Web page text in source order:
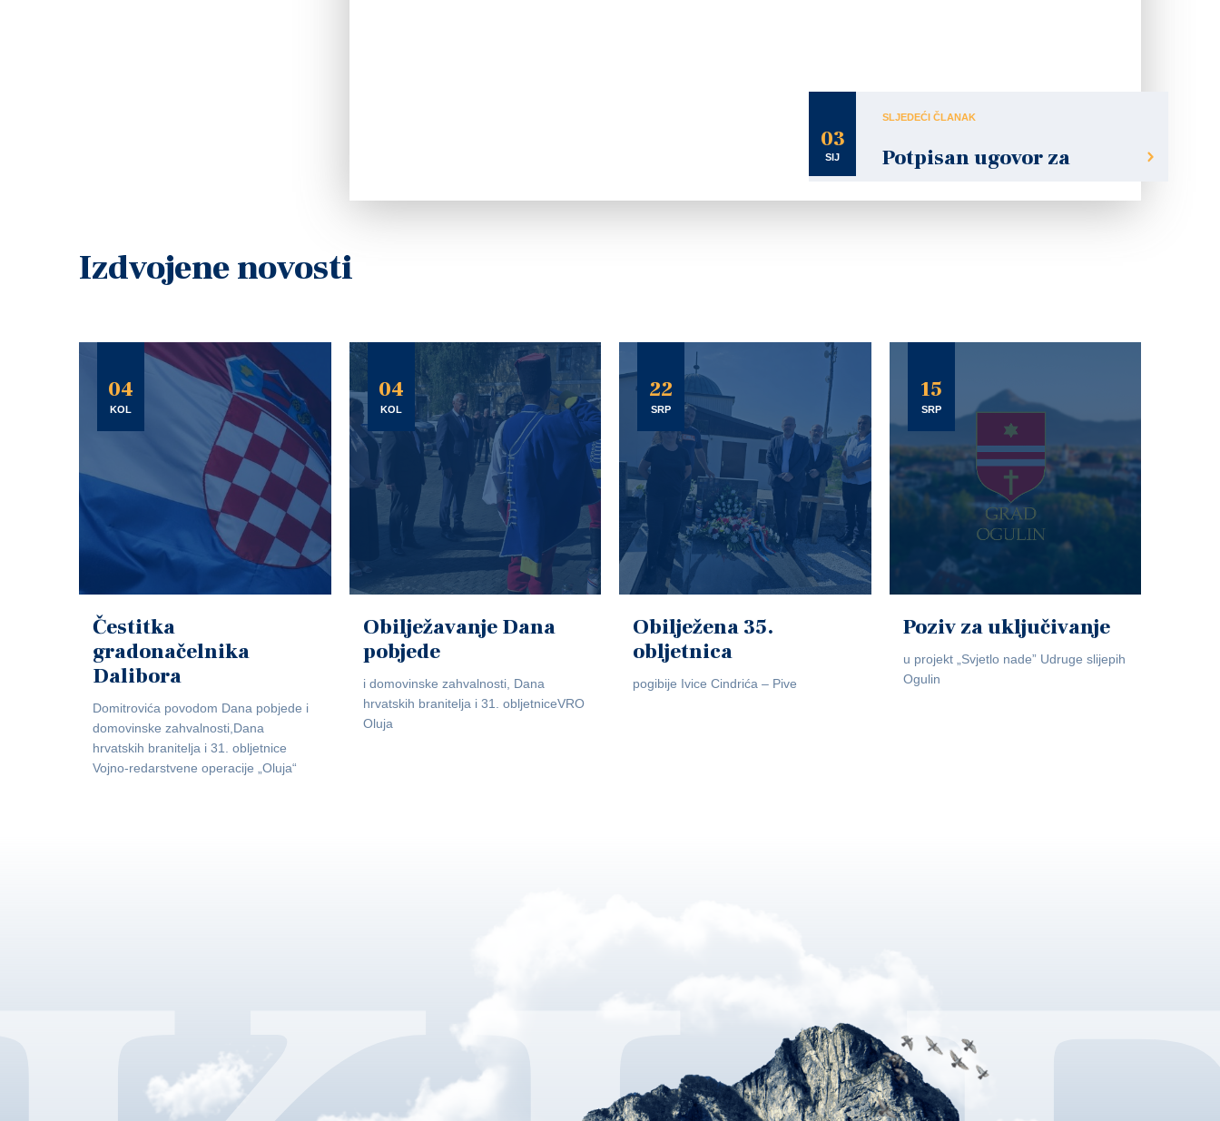
03
SIJ
SLJEDEĆI ČLANAK
Potpisan ugovor za
Izdvojene novosti
04
KOL
Čestitka
gradonačelnika
Dalibora
Domitrovića povodom Dana pobjede i
domovinske zahvalnosti,Dana
hrvatskih branitelja i 31. obljetnice
Vojno-redarstvene operacije „Oluja“
04
KOL
Obilježavanje Dana
pobjede
i domovinske zahvalnosti, Dana
hrvatskih branitelja i 31. obljetniceVRO
Oluja
22
SRP
Obilježena 35.
obljetnica
pogibije Ivice Cindrića – Pive
15
SRP
Poziv za uključivanje
u projekt „Svjetlo nade” Udruge slijepih
Ogulin